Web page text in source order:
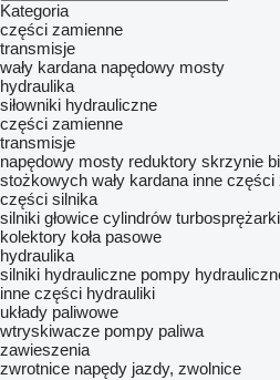
Kategoria
części zamienne
transmisje
wały kardana napędowy mosty
hydraulika
siłowniki hydrauliczne
części zamienne
transmisje
napędowy mosty reduktory skrzynie
stożkowych wały kardana inne części
części silnika
silniki głowice cylindrów turbosprężarki
kolektory koła pasowe
hydraulika
silniki hydrauliczne pompy
inne części hydrauliki
układy paliwowe
wtryskiwacze pompy paliwa
zawieszenia
zwrotnice napędy jazdy, zwolnice